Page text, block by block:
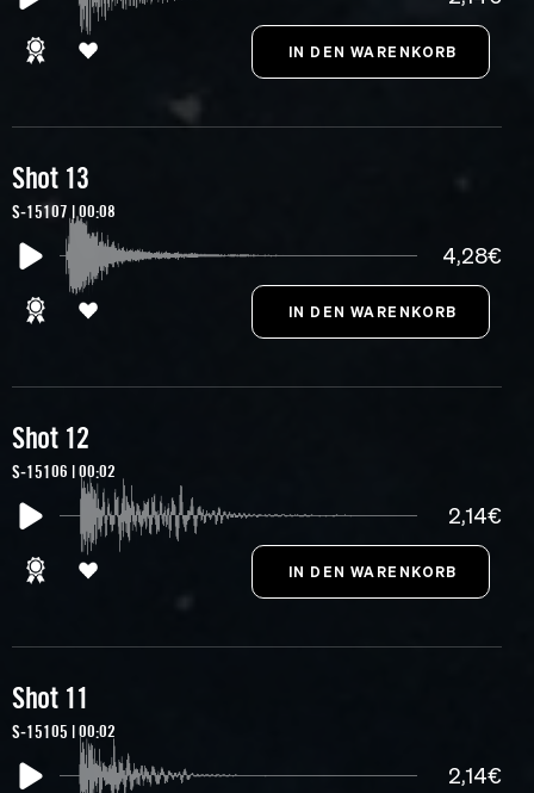
Shot 13
S-15107 | 00:08
4,28€
Shot 12
S-15106 | 00:02
2,14€
Shot 11
S-15105 | 00:02
2,14€